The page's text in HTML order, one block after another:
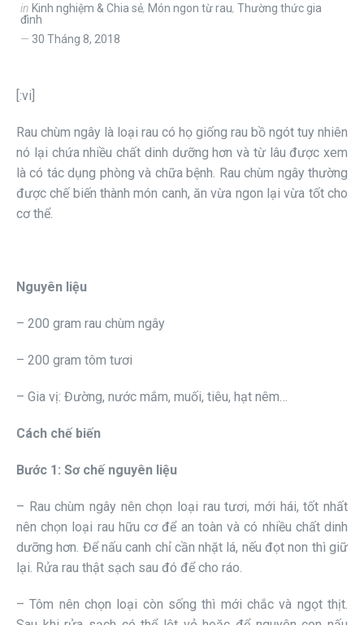
in Kinh nghiệm & Chia sẻ, Món ngon từ rau, Thường thức gia
đình
30 Tháng 8, 2018
[:vi]
Rau chùm ngây là loại rau có họ giống rau bồ ngót tuy nhiên
nó lại chứa nhiều chất dinh dưỡng hơn và từ lâu được xem
là có tác dụng phòng và chữa bệnh. Rau chùm ngây thường
được chế biến thành món canh, ăn vừa ngon lại vừa tốt cho
cơ thể.
Nguyên liệu
– 200 gram rau chùm ngây
– 200 gram tôm tươi
– Gia vị: Đường, nước mắm, muối, tiêu, hạt nêm…
Cách chế biến
Bước 1: Sơ chế nguyên liệu
– Rau chùm ngây nên chọn loại rau tươi, mới hái, tốt nhất
nên chọn loại rau hữu cơ để an toàn và có nhiều chất dinh
dưỡng hơn. Để nấu canh chỉ cần nhặt lá, nếu đọt non thì giữ
lại. Rửa rau thật sạch sau đó để cho ráo.
– Tôm nên chọn loại còn sống thì mới chắc và ngọt thịt.